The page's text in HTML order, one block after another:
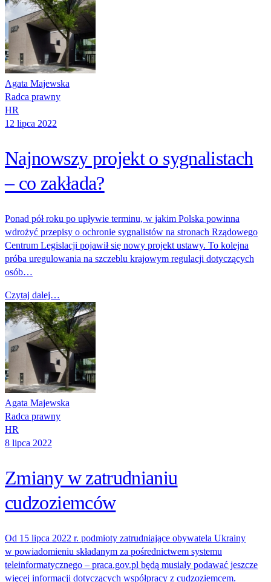
Agata Majewska
Radca prawny
HR
12 lipca 2022
Najnowszy projekt o sygnalistach
– co zakłada?
Ponad pół roku po upływie terminu, w jakim Polska powinna
wdrożyć przepisy o ochronie sygnalistów na stronach Rządowego
Centrum Legislacji pojawił się nowy projekt ustawy. To kolejna
próba uregulowania na szczeblu krajowym regulacji dotyczących
osób…
Czytaj dalej…
Agata Majewska
Radca prawny
HR
8 lipca 2022
Zmiany w zatrudnianiu
cudzoziemców
Od 15 lipca 2022 r. podmioty zatrudniające obywatela Ukrainy
w powiadomieniu składanym za pośrednictwem systemu
teleinformatycznego – praca.gov.pl będą musiały podawać jeszcze
więcej informacji dotyczących współpracy z cudzoziemcem.